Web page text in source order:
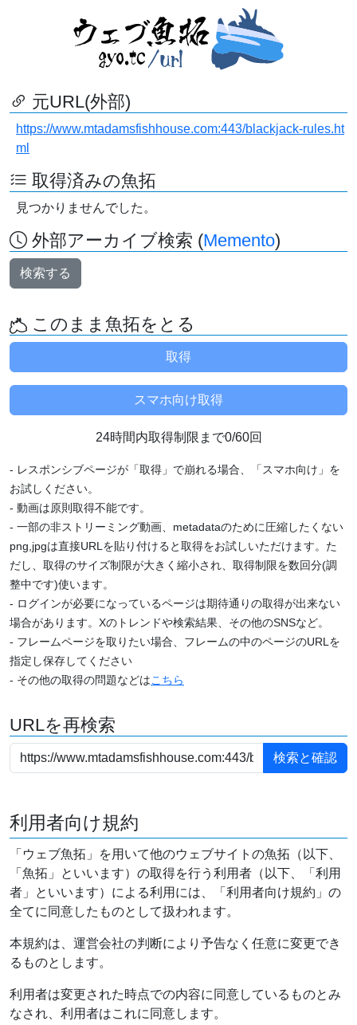
元URL(外部)
https://www.mtadamsfishhouse.com:443/blackjack-rules.ht
ml
取得済みの魚拓
見つかりませんでした。
外部アーカイブ検索 (Memento)
検索する
このまま魚拓をとる
24時間内取得制限まで0/60回
- レスポンシブページが「取得」で崩れる場合、「スマホ向け」を
お試しください。
- 動画は原則取得不能です。
- 一部の非ストリーミング動画、metadataのために圧縮したくない
png,jpgは直接URLを貼り付けると取得をお試しいただけます。た
だし、取得のサイズ制限が大きく縮小され、取得制限を数回分(調
整中です)使います。
- ログインが必要になっているページは期待通りの取得が出来ない
場合があります。Xのトレンドや検索結果、その他のSNSなど。
- フレームページを取りたい場合、フレームの中のページのURLを
指定し保存してください
- その他の取得の問題などはこちら
URLを再検索
利用者向け規約
「ウェブ魚拓」を用いて他のウェブサイトの魚拓（以下、
「魚拓」といいます）の取得を行う利用者（以下、「利用
者」といいます）による利用には、「利用者向け規約」の
全てに同意したものとして扱われます。
本規約は、運営会社の判断により予告なく任意に変更でき
るものとします。
利用者は変更された時点での内容に同意しているものとみ
なされ、利用者はこれに同意します。